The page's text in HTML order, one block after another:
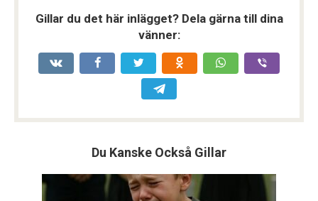
Gillar du det här inlägget? Dela gärna till dina
vänner:
Du Kanske Också Gillar